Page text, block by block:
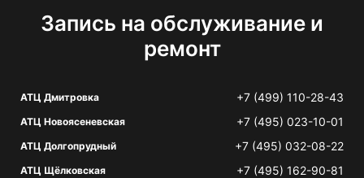
Запись на обслуживание и
ремонт
АТЦ Дмитровка +7 (499) 110-28-43
АТЦ Новоясеневская +7 (495) 023-10-01
АТЦ Долгопрудный +7 (495) 032-08-22
АТЦ Щёлковская +7 (495) 162-90-81